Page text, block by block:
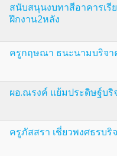
สนับสนุนงบทาสีอาคารเรี
ฝึกงาน2หลัง
ครูกฤษณา ธนะนามบริจา
ผอ.ณรงค์ แย้มประดิษฐ์บริ
ครูภัสสรา เชี่ยวพงศธรบริ